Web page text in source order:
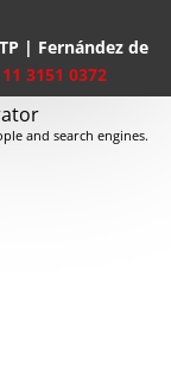
| Fernández de
11 3151 0372
and search engines.